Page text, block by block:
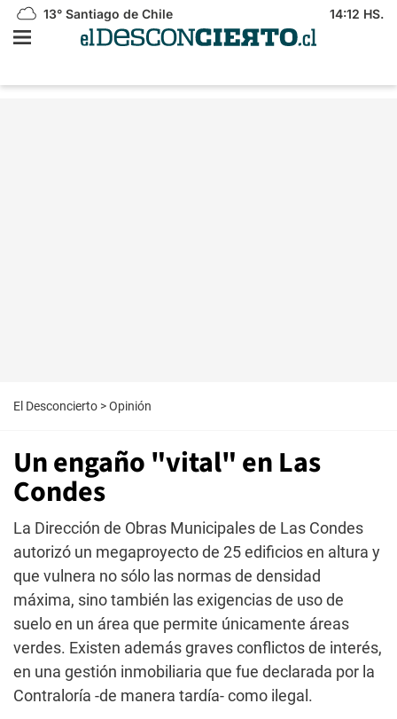
13° Santiago de Chile 14:12 HS.
El Desconcierto >Opinión
Un engaño "vital" en Las
Condes
La Dirección de Obras Municipales de Las Condes
autorizó un megaproyecto de 25 edificios en altura y
que vulnera no sólo las normas de densidad
máxima, sino también las exigencias de uso de
suelo en un área que permite únicamente áreas
verdes. Existen además graves conflictos de interés,
en una gestión inmobiliaria que fue declarada por la
Contraloría -de manera tardía- como ilegal.